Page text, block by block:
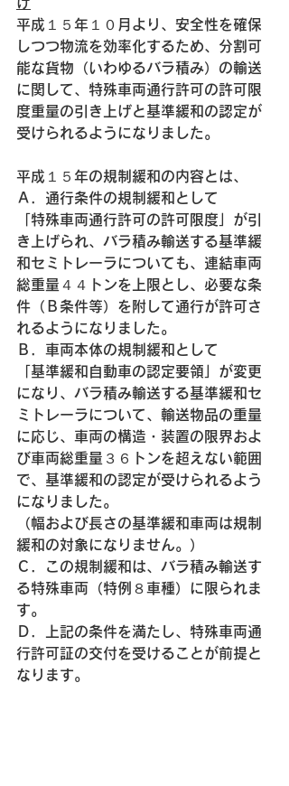
平成１５年１０月より、安全性を確保
しつつ物流を効率化するため、分割可
能な貨物（いわゆるバラ積み）の輸送
に関して、特殊車両通行許可の許可限
度重量の引き上げと基準緩和の認定が
受けられるようになりました。
平成１５年の規制緩和の内容とは、
Ａ．通行条件の規制緩和として
「特殊車両通行許可の許可限度」が引
き上げられ、バラ積み輸送する基準緩
和セミトレーラについても、連結車両
総重量４４トンを上限とし、必要な条
件（Ｂ条件等）を附して通行が許可さ
れるようになりました。
Ｂ．車両本体の規制緩和として
「基準緩和自動車の認定要領」が変更
になり、バラ積み輸送する基準緩和セ
ミトレーラについて、輸送物品の重量
に応じ、車両の構造・装置の限界およ
び車両総重量３６トンを超えない範囲
で、基準緩和の認定が受けられるよう
になりました。
（幅および長さの基準緩和車両は規制
緩和の対象になりません。）
Ｃ．この規制緩和は、バラ積み輸送す
る特殊車両（特例８車種）に限られま
す。
Ｄ．上記の条件を満たし、特殊車両通
行許可証の交付を受けることが前提と
なります。